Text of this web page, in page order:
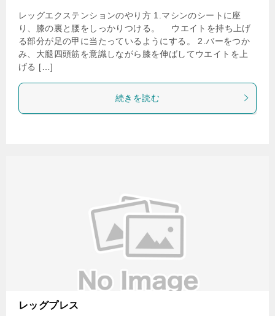
レッグエクステンションのやり方 1.マシンのシートに座
り、膝の裏と腰をしっかりつける。 ウエイトを持ち上げ
る部分が足の甲に当たっているようにする。 2.バーをつか
み、大腿四頭筋を意識しながら膝を伸ばしてウエイトを上
げる […]
続きを読む
レッグプレス